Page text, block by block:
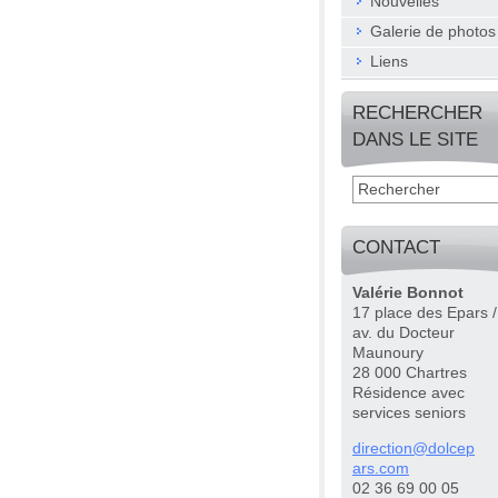
Galerie de photos
Liens
RECHERCHER
DANS LE SITE
CONTACT
Valérie Bonnot
17 place des Epars
av. du Docteur
Maunoury
28 000 Chartres
Résidence avec
services seniors
direction@dolcep
ars.com
02 36 69 00 05